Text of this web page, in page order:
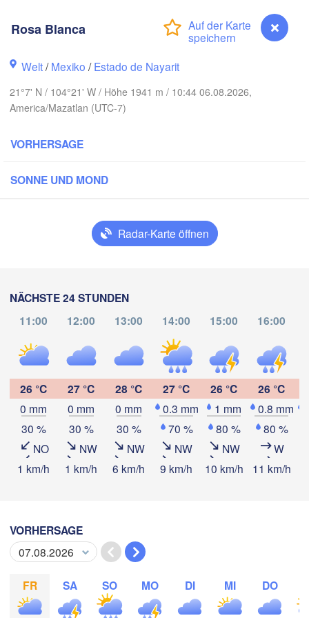
Rosa Blanca
Welt/Mexiko /Estado de Nayarit
21°7' N / 104°21' W / Höhe 1941 m / 10:44 06.08.2026,
America/Mazatlan (UTC-7)
VORHERSAGE
SONNE UND MOND
Radar-Karte öffnen
NÄCHSTE 24 STUNDEN
11:00
12:00 13:00 14:00 15:00 16:00
26 °C
0 mm
30 %
NO
1 km/h
27 °C
0 mm
30 %
NW
1 km/h
28 °C
0 mm
30 %
NW
6 km/h
27 °C
0.3 mm
70 %
NW
9 km/h
26 °C
1 mm
80 %
NW
10 km/h
26 °C
0.8 mm
80 %
W
11 km/h
VORHERSAGE
FR SA SO MO DI MI DO
Temperatur
Mo
03. Aug
Di
04. Aug
Mi
05. Aug
Do
06. Aug
:00 :00 17:00 18:00 19 20 :00
App herunterladen
Culiacán
Chihuahua
Monclova
Hidalgo
del Parral
Mazatlán
Guadalajara
Puerto Vallarta
Colima
Piedras Negras
Querétaro
Rosa Blanca